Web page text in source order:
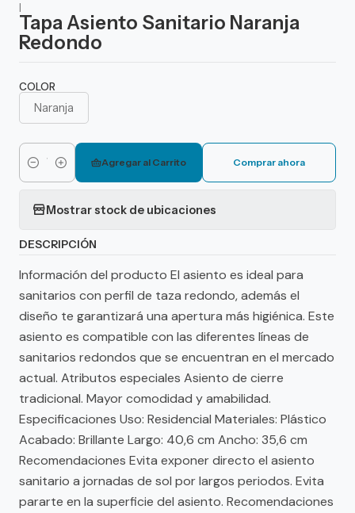
|
Tapa Asiento Sanitario Naranja
Redondo
COLOR
Naranja
Cantidad
Agregar al Carrito Comprar ahora
Mostrar stock de ubicaciones
DESCRIPCIÓN
Información del producto El asiento es ideal para
sanitarios con perfil de taza redondo, además el
diseño te garantizará una apertura más higiénica. Este
asiento es compatible con las diferentes líneas de
sanitarios redondos que se encuentran en el mercado
actual. Atributos especiales Asiento de cierre
tradicional. Mayor comodidad y amabilidad.
Especificaciones Uso: Residencial Materiales: Plástico
Acabado: Brillante Largo: 40,6 cm Ancho: 35,6 cm
Recomendaciones Evita exponer directo el asiento
sanitario a jornadas de sol por largos periodos. Evita
pararte en la superficie del asiento. Recomendaciones